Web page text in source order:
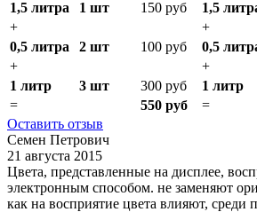
1,5 литра
1 шт 150 руб 1,5
+
+
0,5 литра
2 шт 100 руб 0,5
+
+
1 литр
3 шт 300 руб 1 литр
=
550 руб =
Оставить отзыв
Семен Петрович
21 августа 2015
Цвета, представленные на дисплее,
электронным способом. не заменяют
как на восприятие цвета влияют, среди